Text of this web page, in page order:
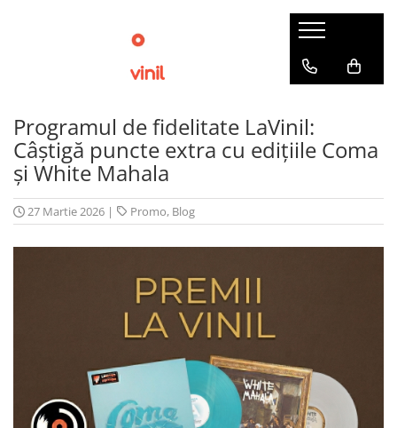
Programul de fidelitate LaVinil:
Câștigă puncte extra cu edițiile Coma
și White Mahala
27 Martie 2026 | Promo, Blog